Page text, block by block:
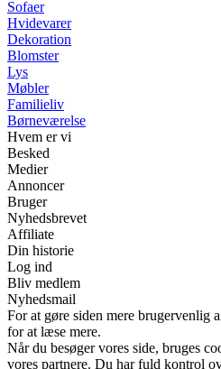
Sofaer
Hvidevarer
Dekoration
Blomster
Lys
Møbler
Familieliv
Børneværelse
Hvem er vi
Besked
Medier
Annoncer
Bruger
Nyhedsbrevet
Affiliate
Din historie
Log ind
Bliv medlem
Nyhedsmail
For at gøre siden mere brugervenlig
for at læse mere.
Når du besøger vores side, bruges
vores partnere. Du har fuld kontrol